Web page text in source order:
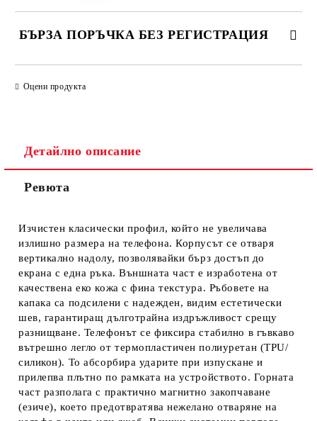
БЪРЗА ПОРЪЧКА БЕЗ РЕГИСТРАЦИЯ
Оцени продукта
Детайлно описание
Ревюта
Изчистен класически профил, който не увеличава
излишно размера на телефона. Корпусът се отваря
вертикално надолу, позволявайки бърз достъп до
екрана с една ръка. Външната част е изработена от
качествена еко кожа с фина текстура. Ръбовете на
капака са подсилени с надежден, видим естетически
шев, гарантиращ дълготрайна издръжливост срещу
разнищване. Телефонът се фиксира стабилно в гъвкаво
вътрешно легло от термопластичен полиуретан (TPU/
силикон). То абсорбира ударите при изпускане и
прилепва плътно по рамката на устройството. Горната
част разполага с практично магнитно закопчаване
(езиче), което предотвратява нежелано отваряне на